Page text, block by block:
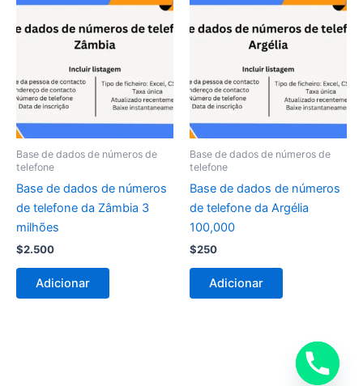
Base de dados de números de
telefone
Base de dados de números
de telefone da Zâmbia 3
milhões
$2.500
Adicionar
Base de dados de números de
telefone
Base de dados de números
de telefone da Argélia
100,000
$250
Adicionar